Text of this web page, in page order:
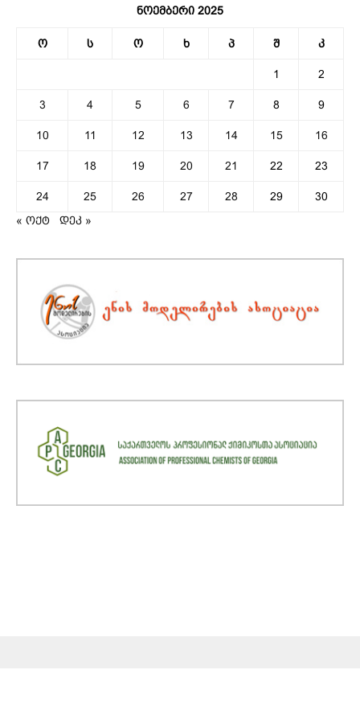
ნოემბერი 2025
ო ს ო ხ პ შ კ
1 2
3 4 5 6 7 8 9
10 11 12 13 14 15 16
17 18 19 20 21 22 23
24 25 26 27 28 29
30
« ოქტ
დეკ »